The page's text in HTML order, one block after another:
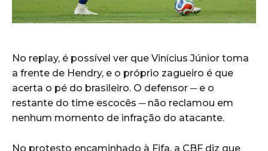
No replay, é possível ver que Vinícius Júnior toma
a frente de Hendry, e o próprio zagueiro é que
acerta o pé do brasileiro. O defensor ─ e o
restante do time escocês ─ não reclamou em
nenhum momento de infração do atacante.
No protesto encaminhado à Fifa, a CBF diz que